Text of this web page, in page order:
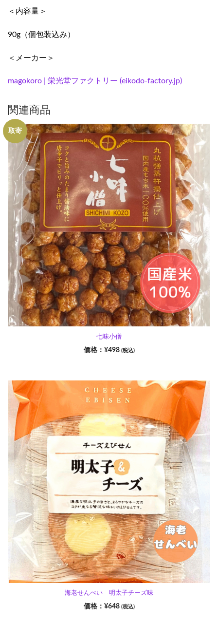
＜内容量＞
90g（個包装込み）
＜メーカー＞
magokoro | 栄光堂ファクトリー (eikodo-factory.jp)
関連商品
取寄
七味小僧
¥498 (税込)
海老せんべい 明太子チーズ味
¥648 (税込)